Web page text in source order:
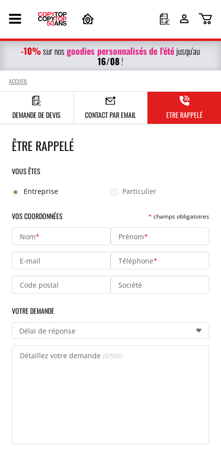
-10%sur nosgoodies personnalisésde l'étéjusqu'au
16/08!
ACCUEIL
DEMANDE DE DEVIS CONTACT PAR EMAIL ETRE RAPPELÉ
ÊTRE RAPPELÉ
VOUS ÊTES
Entreprise Particulier
VOS COORDONNÉES * champs obligatoires
Nom* Prénom*
E-mail Téléphone*
Code postal Société
VOTRE DEMANDE
Délai de réponse
Détaillez votre demande (0/500)